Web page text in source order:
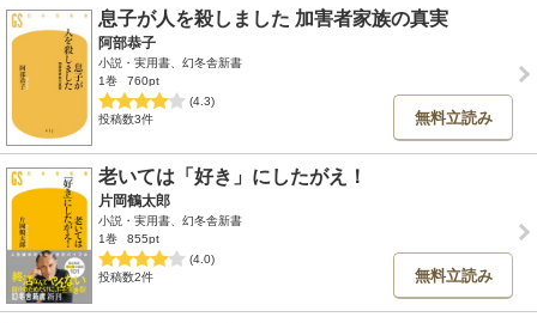
息子が人を殺しました 加害者家族の真実
阿部恭子
小説・実用書、幻冬舎新書
1巻
760pt
(4.3)
投稿数3件
無料立読み
老いては「好き」にしたがえ！
片岡鶴太郎
小説・実用書、幻冬舎新書
1巻
855pt
(4.0)
投稿数2件
無料立読み